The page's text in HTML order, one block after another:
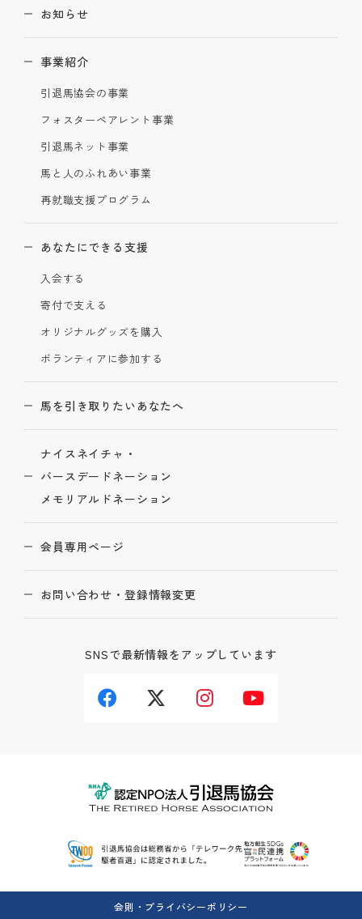
お知らせ
事業紹介
引退馬協会の事業
フォスターペアレント事業
引退馬ネット事業
馬と人のふれあい事業
再就職支援プログラム
あなたにできる支援
入会する
寄付で支える
オリジナルグッズを購入
ボランティアに参加する
馬を引き取りたいあなたへ
ナイスネイチャ・
バースデードネーション
メモリアルドネーション
会員専用ページ
お問い合わせ・登録情報変更
SNSで最新情報をアップしています
会則・プライバシーポリシー